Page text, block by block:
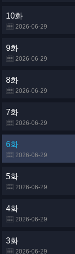
10화
2026-06-29
9화
2026-06-29
8화
2026-06-29
7화
2026-06-29
6화
2026-06-29
5화
2026-06-29
4화
2026-06-29
3화
2026-06-29